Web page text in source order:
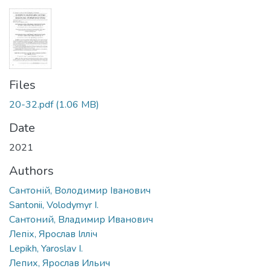
Files
20-32.pdf(1.06 MB)
Date
2021
Authors
Сантоній, Володимир Іванович
Santonii, Volodymyr I.
Сантоний, Владимир Иванович
Лепіх, Ярослав Ілліч
Lepikh, Yaroslav I.
Лепих, Ярослав Ильич